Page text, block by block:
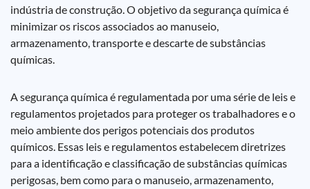
indústria de construção. O objetivo da segurança química é
minimizar os riscos associados ao manuseio,
armazenamento, transporte e descarte de substâncias
químicas.
A segurança química é regulamentada por uma série de leis e
regulamentos projetados para proteger os trabalhadores e o
meio ambiente dos perigos potenciais dos produtos
químicos. Essas leis e regulamentos estabelecem diretrizes
para a identificação e classificação de substâncias químicas
perigosas, bem como para o manuseio, armazenamento,